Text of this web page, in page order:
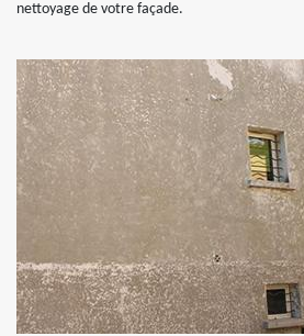
nettoyage de votre façade.